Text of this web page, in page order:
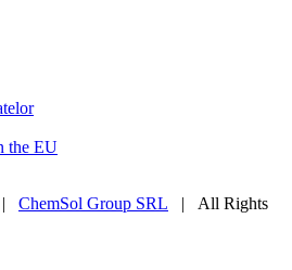
the EU
| ChemSol Group SRL | All Rights